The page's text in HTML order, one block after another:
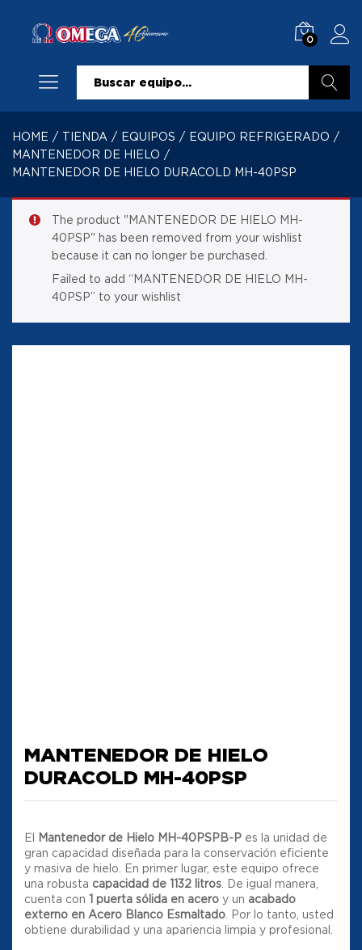
0
HOME / TIENDA / EQUIPOS / EQUIPO REFRIGERADO /
MANTENEDOR DE HIELO /
MANTENEDOR DE HIELO DURACOLD MH-40PSP
The product "MANTENEDOR DE HIELO MH-
40PSP" has been removed from your wishlist
because it can no longer be purchased.
Failed to add “MANTENEDOR DE HIELO MH-
40PSP” to your wishlist
MANTENEDOR DE HIELO
DURACOLD MH-40PSP
El Mantenedor de Hielo MH-40PSPB-P es la unidad de
gran capacidad diseñada para la conservación eficiente
y masiva de hielo. En primer lugar, este equipo ofrece
una robusta capacidad de 1132 litros . De igual manera,
cuenta con 1 puerta sólida en acero y un acabado
externo en Acero Blanco Esmaltado . Por lo tanto, usted
obtiene durabilidad y una apariencia limpia y profesional.